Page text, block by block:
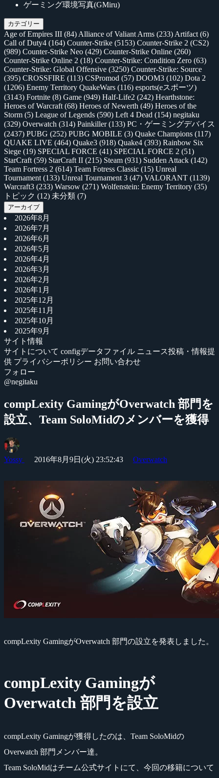
ゲーミング環境写真(GMiru)
カテゴリー
Age of Empires III (84) Alliance of Valiant Arms (233) Artifact (6)
Call of Duty4 (164) Counter-Strike (5153) Counter-Strike 2 (CS2)
(989) Counter-Strike Neo (429) Counter-Strike Online (260)
Counter-Strike Online 2 (18) Counter-Strike: Condition Zero (63)
Counter-Strike: Global Offensive (3250) Counter-Strike: Source
(395) CROSSFIRE (113) CSPromod (57) DOOM3 (102) Dota 2
(1206) Enemy Territory QuakeWars (116) esports(eスポーツ)
(3143) Fortnite (8) Game (949) Half-Life2 (242) Hearthstone:
Heroes of Warcraft (68) Heroes of Newerth (49) Heroes of the
Storm (5) League of Legends (590) Left 4 Dead (154) negitaku
(329) Overwatch (314) Painkiller(133) PC・ゲーミングデバイス
(2437) PUBG (252) PUBG MOBILE (3) Quake Champions (117)
QUAKE LIVE (464) Quake3 (918) Quake4 (393) Rainbow Six
Siege (19) SPECIAL FORCE (41) SPECIAL FORCE 2 (51)
StarCraft (59) StarCraft II (215) Steam (931) Sudden Attack (142)
Team Fortress 2 (614) Team Fotress Classic (15) Unreal
Tournament (133) Unreal Tournament 3 (47) VALORANT (1139)
Warcraft3 (233) Warsow (271) Wolfenstein: Enemy Territory (35)
トピック (12) 未分類 (7)
アーカイブ
2026年8月
2026年7月
2026年6月
2026年5月
2026年4月
2026年3月
2026年2月
2026年1月
2025年12月
2025年11月
2025年10月
2025年9月
サイト情報
サイトについて configデータファイル ニュース投稿・情報提
供 プライバシーポリシー お問い合わせ
フォロー
@negitaku
compLexity GamingがOverwatch 部門を
設立、Team SoloMidのメンバーを獲得
Yossy 2016年8月9日(火) 23:52:43 Overwatch
compLexity GamingがOverwatch 部門の設立を発表しました。
compLexity Gamingが
Overwatch 部門を設立
compLexity Gamingが獲得したのは、Team SoloMidの
Overwatch 部門メンバー達。
Team SoloMidはチーム公式サイトにて、今回の移籍について